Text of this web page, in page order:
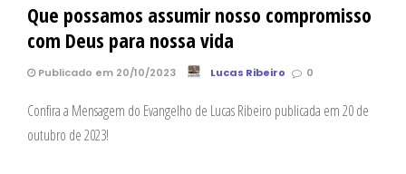
Que possamos assumir nosso compromisso
com Deus para nossa vida
Publicado em 20/10/2023 Lucas Ribeiro 0
Confira a Mensagem do Evangelho de Lucas Ribeiro publicada em 20 de
outubro de 2023!